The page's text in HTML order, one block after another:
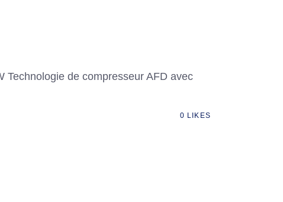
Technologie de compresseur AFD avec
0 LIKES